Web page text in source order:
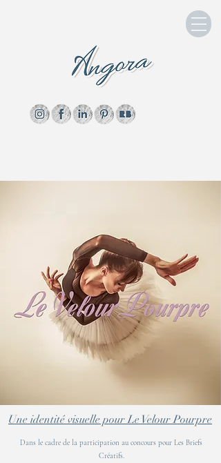
Une identité visuelle pour Le Velour Pourpre
Dans le cadre de la participation au concours pour Les Briefs
Créatifs.